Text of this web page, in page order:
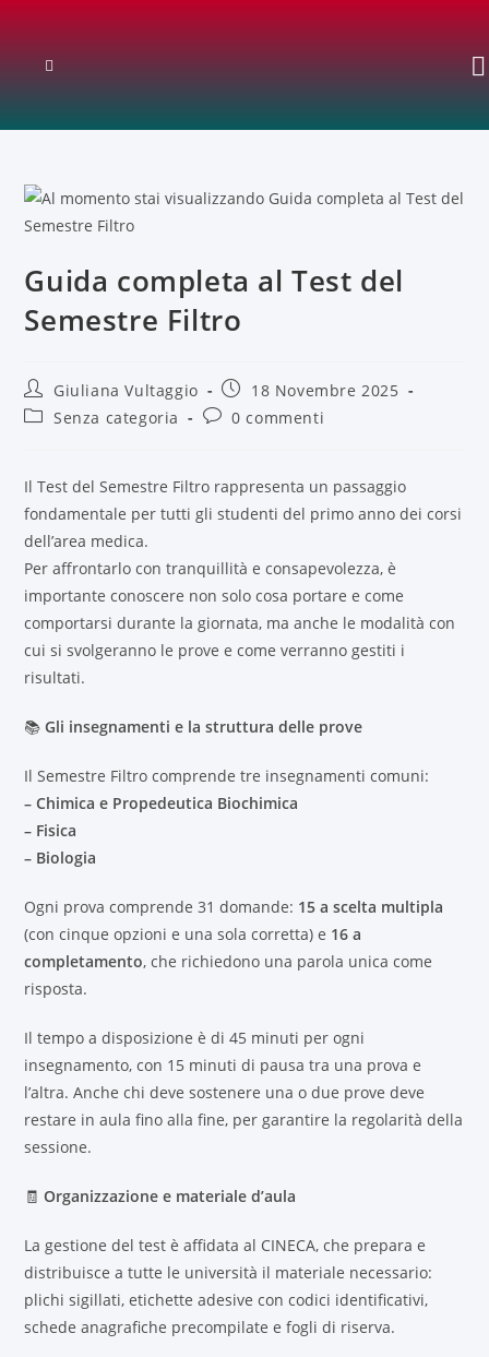
Guida completa al Test del
Semestre Filtro
Giuliana Vultaggio
18 Novembre 2025
Senza categoria
0 commenti
Il Test del Semestre Filtro rappresenta un passaggio
fondamentale per tutti gli studenti del primo anno dei corsi
dell’area medica.
Per affrontarlo con tranquillità e consapevolezza, è
importante conoscere non solo cosa portare e come
comportarsi durante la giornata, ma anche le modalità con
cui si svolgeranno le prove e come verranno gestiti i
risultati.
📚Gli insegnamenti e la struttura delle prove
Il Semestre Filtro comprende tre insegnamenti comuni:
– Chimica e Propedeutica Biochimica
– Fisica
– Biologia
Ogni prova comprende 31 domande: 15 a scelta multipla
(con cinque opzioni e una sola corretta) e 16 a
completamento, che richiedono una parola unica come
risposta.
Il tempo a disposizione è di 45 minuti per ogni
insegnamento, con 15 minuti di pausa tra una prova e
l’altra. Anche chi deve sostenere una o due prove deve
restare in aula fino alla fine, per garantire la regolarità della
sessione.
🧾Organizzazione e materiale d’aula
La gestione del test è affidata al CINECA, che prepara e
distribuisce a tutte le università il materiale necessario:
plichi sigillati, etichette adesive con codici identificativi,
schede anagrafiche precompilate e fogli di riserva.